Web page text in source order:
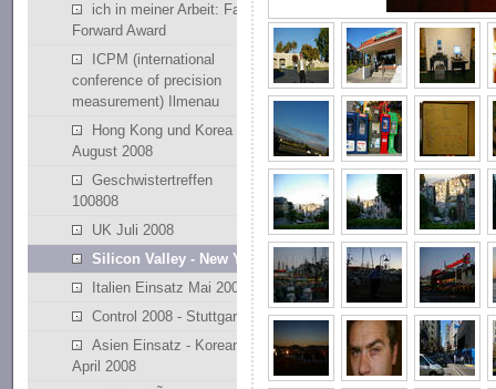
ich in meiner Arbeit: Fast
Forward Award
ICPM (international
conference of precision
measurement) Ilmenau
Hong Kong und Korea
August 2008
Geschwistertreffen
100808
UK Juli 2008
Silicon Valley - New York
Italien Einsatz Mai 2008
Control 2008 - Stuttgart
Asien Einsatz - Korean
April 2008